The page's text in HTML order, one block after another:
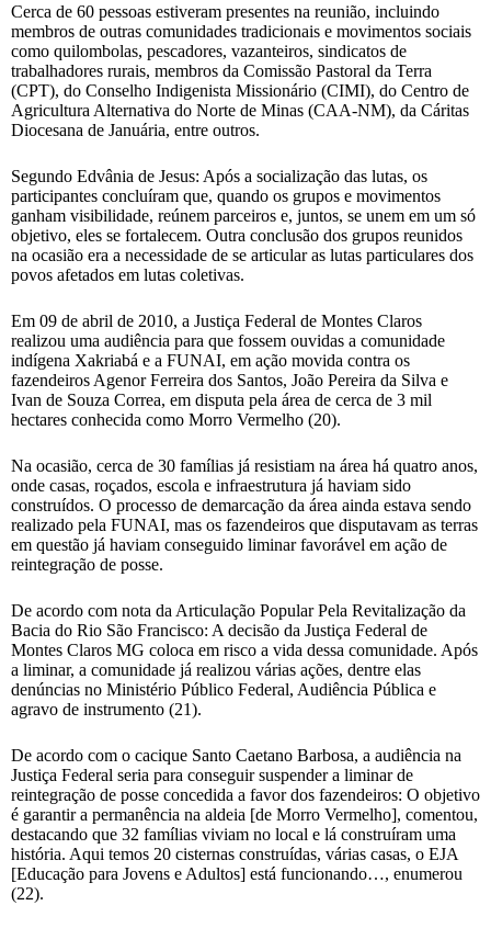
Cerca de 60 pessoas estiveram presentes na reunião, incluindo
membros de outras comunidades tradicionais e movimentos sociais
como quilombolas, pescadores, vazanteiros, sindicatos de
trabalhadores rurais, membros da Comissão Pastoral da Terra
(CPT), do Conselho Indigenista Missionário (CIMI), do Centro de
Agricultura Alternativa do Norte de Minas (CAA-NM), da Cáritas
Diocesana de Januária, entre outros.
Segundo Edvânia de Jesus: Após a socialização das lutas, os
participantes concluíram que, quando os grupos e movimentos
ganham visibilidade, reúnem parceiros e, juntos, se unem em um só
objetivo, eles se fortalecem. Outra conclusão dos grupos reunidos
na ocasião era a necessidade de se articular as lutas particulares dos
povos afetados em lutas coletivas.
Em 09 de abril de 2010, a Justiça Federal de Montes Claros
realizou uma audiência para que fossem ouvidas a comunidade
indígena Xakriabá e a FUNAI, em ação movida contra os
fazendeiros Agenor Ferreira dos Santos, João Pereira da Silva e
Ivan de Souza Correa, em disputa pela área de cerca de 3 mil
hectares conhecida como Morro Vermelho (20).
Na ocasião, cerca de 30 famílias já resistiam na área há quatro anos,
onde casas, roçados, escola e infraestrutura já haviam sido
construídos. O processo de demarcação da área ainda estava sendo
realizado pela FUNAI, mas os fazendeiros que disputavam as terras
em questão já haviam conseguido liminar favorável em ação de
reintegração de posse.
De acordo com nota da Articulação Popular Pela Revitalização da
Bacia do Rio São Francisco: A decisão da Justiça Federal de
Montes Claros MG coloca em risco a vida dessa comunidade. Após
a liminar, a comunidade já realizou várias ações, dentre elas
denúncias no Ministério Público Federal, Audiência Pública e
agravo de instrumento (21).
De acordo com o cacique Santo Caetano Barbosa, a audiência na
Justiça Federal seria para conseguir suspender a liminar de
reintegração de posse concedida a favor dos fazendeiros: O objetivo
é garantir a permanência na aldeia [de Morro Vermelho], comentou,
destacando que 32 famílias viviam no local e lá construíram uma
história. Aqui temos 20 cisternas construídas, várias casas, o EJA
[Educação para Jovens e Adultos] está funcionando…, enumerou
(22).